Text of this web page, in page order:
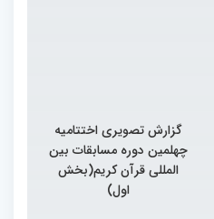
گزارش تصویری اختتامیه
چهلمین دوره مسابقات بین
المللی قرآن کریم(بخش
اول)